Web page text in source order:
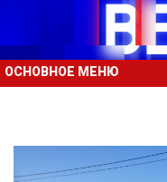
ОСНОВНОЕ МЕНЮ